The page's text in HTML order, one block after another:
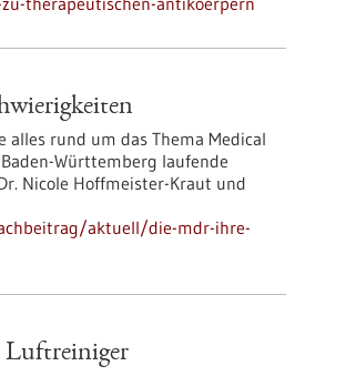
alles rund um das Thema Medical
Württemberg laufende
Nicole Hoffmeister-Kraut und
aktuell/die-mdr-ihre-
Luftreiniger